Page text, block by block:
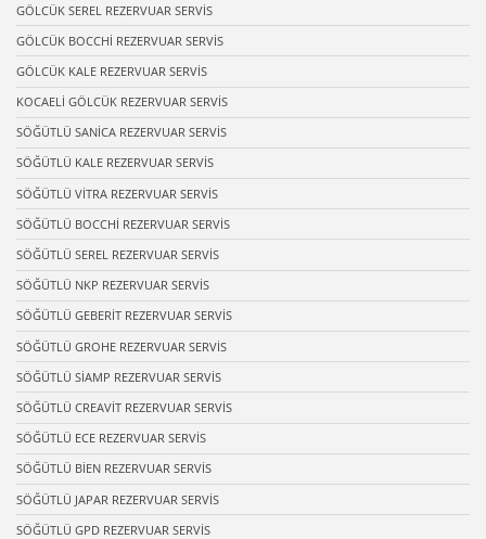
GÖLCÜK SEREL REZERVUAR SERVİS
GÖLCÜK BOCCHİ REZERVUAR SERVİS
GÖLCÜK KALE REZERVUAR SERVİS
KOCAELİ GÖLCÜK REZERVUAR SERVİS
SÖĞÜTLÜ SANİCA REZERVUAR SERVİS
SÖĞÜTLÜ KALE REZERVUAR SERVİS
SÖĞÜTLÜ VİTRA REZERVUAR SERVİS
SÖĞÜTLÜ BOCCHİ REZERVUAR SERVİS
SÖĞÜTLÜ SEREL REZERVUAR SERVİS
SÖĞÜTLÜ NKP REZERVUAR SERVİS
SÖĞÜTLÜ GEBERİT REZERVUAR SERVİS
SÖĞÜTLÜ GROHE REZERVUAR SERVİS
SÖĞÜTLÜ SİAMP REZERVUAR SERVİS
SÖĞÜTLÜ CREAVİT REZERVUAR SERVİS
SÖĞÜTLÜ ECE REZERVUAR SERVİS
SÖĞÜTLÜ BİEN REZERVUAR SERVİS
SÖĞÜTLÜ JAPAR REZERVUAR SERVİS
SÖĞÜTLÜ GPD REZERVUAR SERVİS